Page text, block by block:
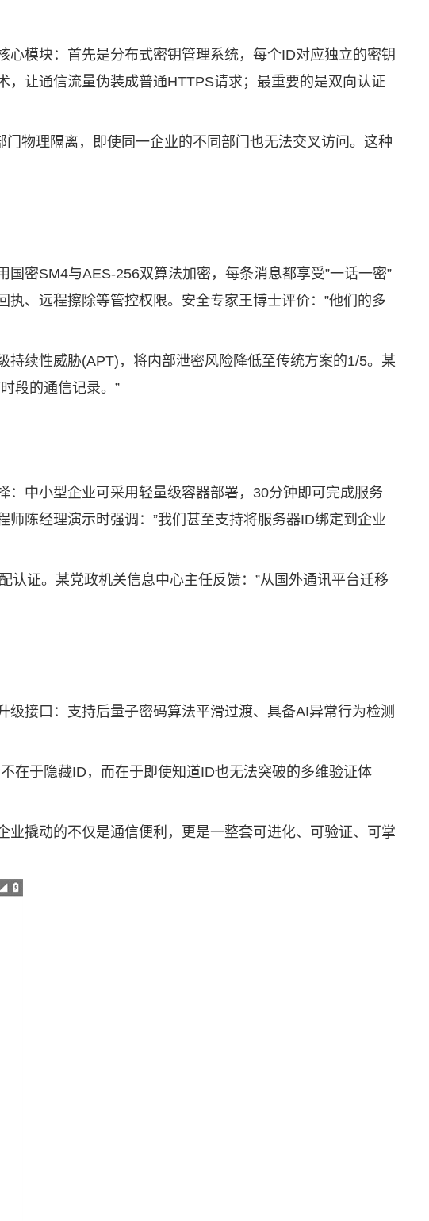
模块：首先是分布式密钥管理系统，每个ID对应独立的密钥
让通信流量伪装成普通HTTPS请求；最重要的是双向认证
物理隔离，即使同一企业的不同部门也无法交叉访问。这种
密SM4与AES-256双算法加密，每条消息都享受”一话一密”
、远程擦除等管控权限。安全专家王博士评价：”他们的多
续性威胁(APT)，将内部泄密风险降低至传统方案的1/5。某
段的通信记录。”
中小型企业可采用轻量级容器部署，30分钟即可完成服务
陈经理演示时强调：”我们甚至支持将服务器ID绑定到企业
证。某党政机关信息中心主任反馈：”从国外通讯平台迁移
接口：支持后量子密码算法平滑过渡、具备AI异常行为检测
在于隐藏ID，而在于即使知道ID也无法突破的多维验证体
撬动的不仅是通信便利，更是一整套可进化、可验证、可掌